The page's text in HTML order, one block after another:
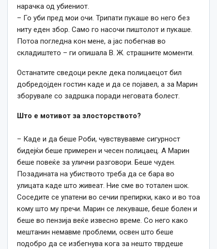
нарачка од убиениот.
– Го уби пред мои очи. Трипати пукаше во него без
ниту еден збор. Само го насочи пиштолот и пукаше.
Потоа погледна кон мене, а јас побегнав во
складиштето – ги опишала В. Ж. страшните моменти.
Останатите сведоци рекле дека полицаецот бил
добредојден гостин каде и да се појавел, а за Марин
зборувале со задршка поради неговата болест.
Што е мотивот за злосторството?
– Каде и да беше Роби, чувствувавме сигурност
бидејќи беше примерен и чесен полицаец. А Марин
беше повеќе за улични разговори. Беше чуден.
Позадината на убиството треба да се бара во
улицата каде што живеат. Ние сме во тотален шок.
Соседите се упатени во сечии препирки, како и во тоа
кому што му пречи. Марин се лекуваше, беше болен и
беше во пензија веќе извесно време. Со него како
мештанин немавме проблеми, освен што беше
подобро да се избегнува кога за нешто тврдеше